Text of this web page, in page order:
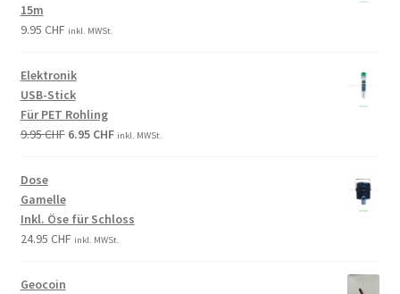
15m
9.95 CHF inkl. MWSt.
Elektronik
USB-Stick
Für PET Rohling
9.95CHF 6.95 CHF inkl. MWSt.
Dose
Gamelle
Inkl. Öse für Schloss
24.95 CHF inkl. MWSt.
Geocoin